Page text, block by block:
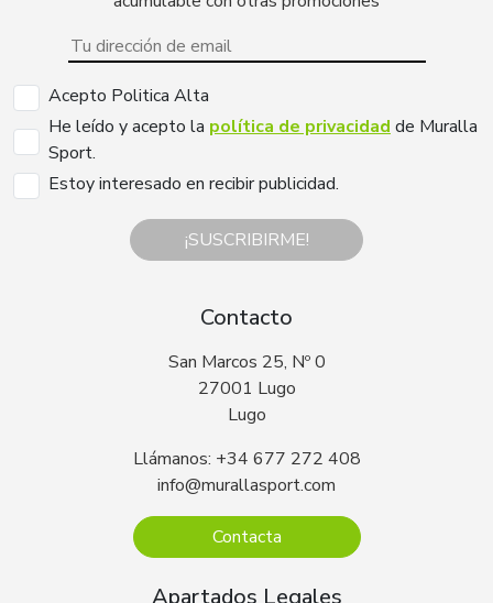
Acepto Politica Alta
He leído y acepto la política de privacidad de Muralla
Sport.
Estoy interesado en recibir publicidad.
¡SUSCRIBIRME!
Contacto
San Marcos 25, Nº 0
27001 Lugo
Lugo
Llámanos: +34 677 272 408
info@murallasport.com
Contacta